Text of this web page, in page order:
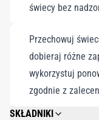
świecy bez
Przechowuj
dobieraj różne
wykorzystuj
zgodnie z
SKŁADNIKI